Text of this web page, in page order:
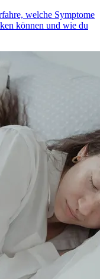
welche Symptome
können und wie du